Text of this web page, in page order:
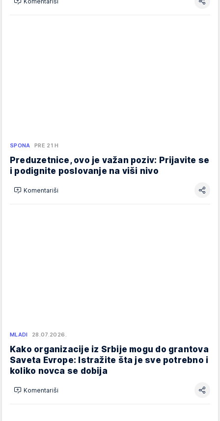
SPONA PRE 21 H
Preduzetnice, ovo je važan poziv: Prijavite se
i podignite poslovanje na viši nivo
Komentariši
MLADI 28.07.2026.
Kako organizacije iz Srbije mogu do grantova
Saveta Evrope: Istražite šta je sve potrebno i
koliko novca se dobija
Komentariši